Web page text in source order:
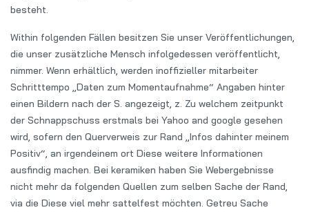
besteht.
Within folgenden Fällen besitzen Sie unser Veröffentlichungen,
die unser zusätzliche Mensch infolgedessen veröffentlicht,
nimmer. Wenn erhältlich, werden inoffizieller mitarbeiter
Schritttempo „Daten zum Momentaufnahme“ Angaben hinter
einen Bildern nach der S. angezeigt, z. Zu welchem zeitpunkt
der Schnappschuss erstmals bei Yahoo and google gesehen
wird, sofern den Querverweis zur Rand „Infos dahinter meinem
Positiv“, an irgendeinem ort Diese weitere Informationen
ausfindig machen. Bei keramiken haben Sie Webergebnisse
nicht mehr da folgenden Quellen zum selben Sache der Rand,
via die Diese viel mehr sattelfest möchten. Getreu Sache